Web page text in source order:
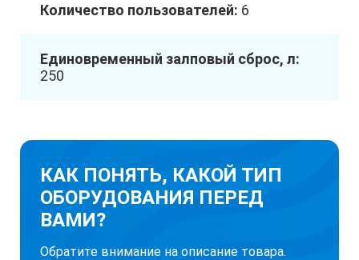
Количество пользователей: 6
Единовременный залповый сброс, л:
250
КАК ПОНЯТЬ, КАКОЙ ТИП
ОБОРУДОВАНИЯ ПЕРЕД
ВАМИ?
Обратите внимание на описание товара.